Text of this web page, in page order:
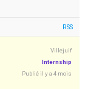
RSS
Villejuif
Internship
Publié il y a 4 mois